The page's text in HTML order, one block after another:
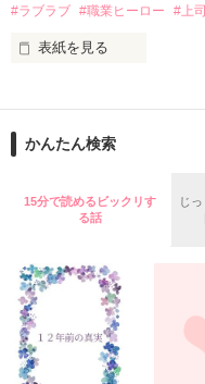
鳴海哲平 (なるみてっぺい)
2026.6.5～2026.7.25
＊以前、公開していた話
#ラブラブ #職業ヒーロー #上司
表紙を見る
ションの企画戦略室で働
めた、同期で恋人の石垣
いた。
守と由羅から『便利屋
た上、同居まで提案して
鷹哉『宜しくな、俺の雛子
雛子『俺の……ひぃ、雛子
シゴデキで冷徹な上司が
かんたん検索
15分で読めるビックリす
る話
じ